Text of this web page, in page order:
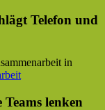
Telefon und
in
lenken